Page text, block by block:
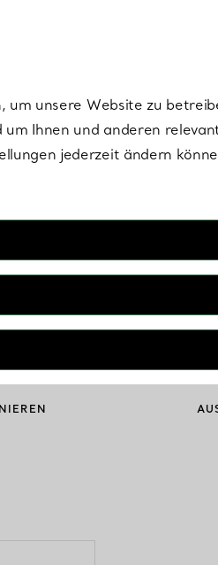
unsere Website zu
Ihnen und anderen
jederzeit ändern